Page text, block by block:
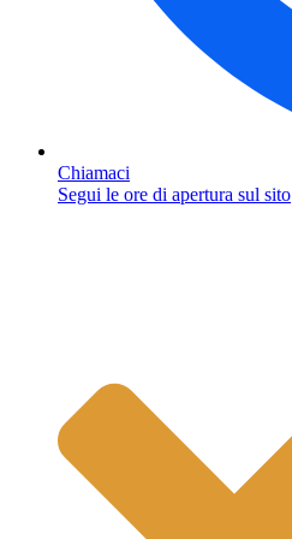
Chiamaci
Segui le ore di apertura sul sito